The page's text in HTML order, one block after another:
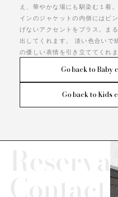
え、華やかな場にも馴染む１着
インのジャケットの内側にはピ
げないアクセントをプラス。ま
出してくれます。 淡い色合いで
の優しい表情を引き立ててくれま
Go back to Baby
Go back to Kids